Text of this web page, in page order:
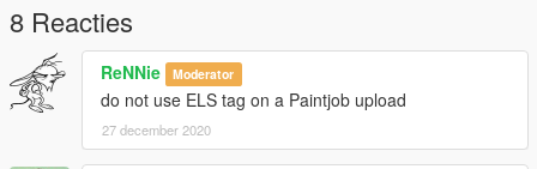
8 Reacties
ReNNie Moderator
do not use ELS tag on a Paintjob upload
27 december 2020